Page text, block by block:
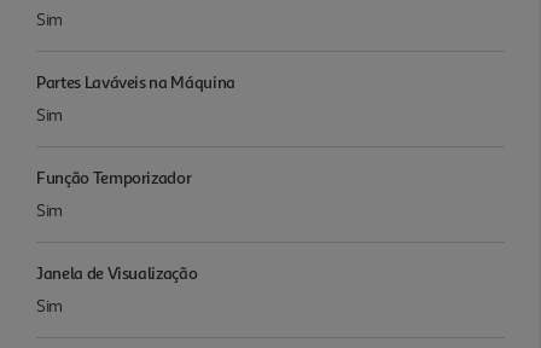
Sim
Partes Laváveis na Máquina
Sim
Função Temporizador
Sim
Janela de Visualização
Sim